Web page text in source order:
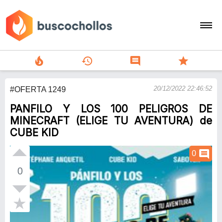
search
person
add
Menu
local_fire_department history comment star
#OFERTA 1249 20/12/2022 22:46:52
PANFILO Y LOS 100 PELIGROS DE
MINECRAFT (ELIGE TU AVENTURA) de
CUBE KID
0
0 comment